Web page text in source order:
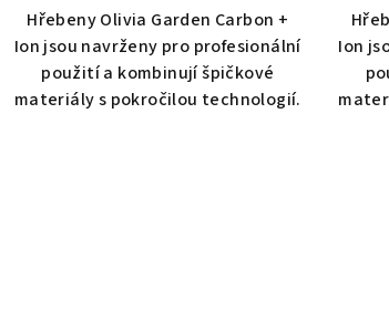
Hřebeny Olivia Garden Carbon +
Ion jsou navrženy pro profesionální
použití a kombinují špičkové
materiály s pokročilou technologií.
Ion